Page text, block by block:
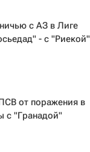
с АЗ в Лиге
- с "Риекой"
от поражения в
с "Гранадой"